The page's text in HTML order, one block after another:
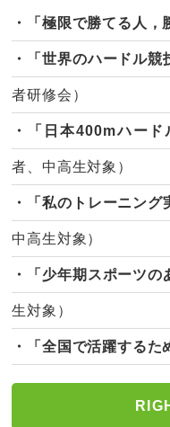
・「極限で勝てる人，
・「世界のハードル競
者研修会）
・「日本400mハー
者、中高生対象）
・「私のトレーニング
中高生対象）
・「少年期スポーツの
生対象）
・「全国で活躍するた